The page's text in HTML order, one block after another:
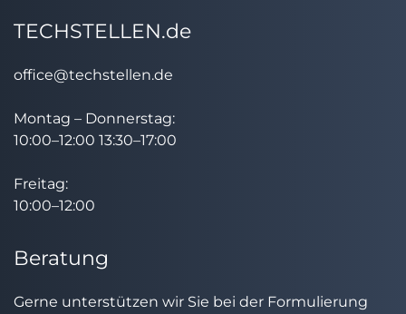
TECHSTELLEN.de
office@techstellen.de
Montag – Donnerstag:
10:00–12:00 13:30–17:00
Freitag:
10:00–12:00
Beratung
Gerne unterstützen wir Sie bei der Formulierung